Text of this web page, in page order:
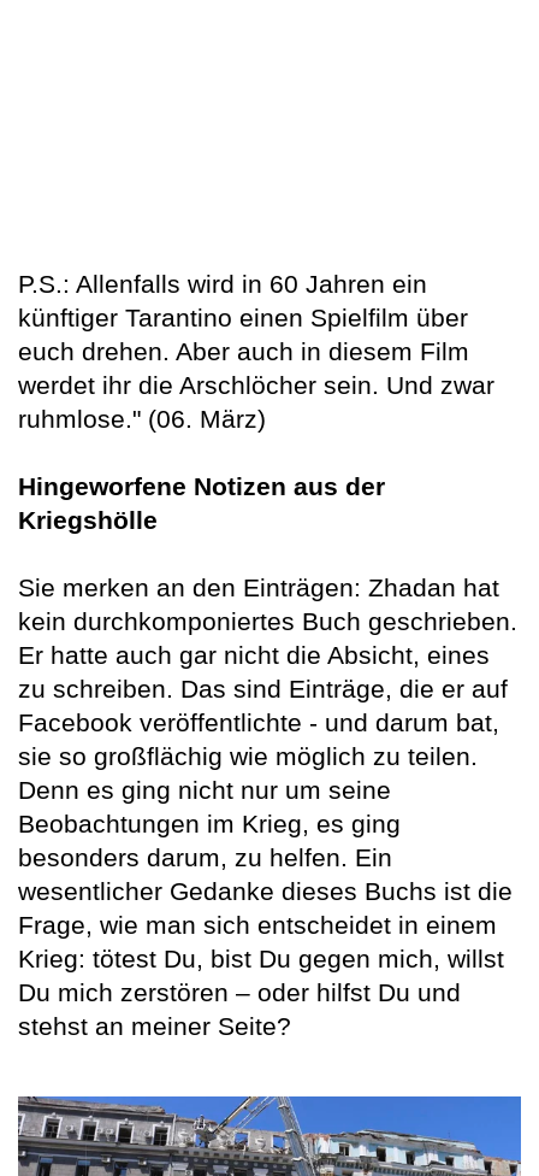
P.S.: Allenfalls wird in 60 Jahren ein
künftiger Tarantino einen Spielfilm über
euch drehen. Aber auch in diesem Film
werdet ihr die Arschlöcher sein. Und zwar
ruhmlose." (06. März)
Hingeworfene Notizen aus der
Kriegshölle
Sie merken an den Einträgen: Zhadan hat
kein durchkomponiertes Buch geschrieben.
Er hatte auch gar nicht die Absicht, eines
zu schreiben. Das sind Einträge, die er auf
Facebook veröffentlichte - und darum bat,
sie so großflächig wie möglich zu teilen.
Denn es ging nicht nur um seine
Beobachtungen im Krieg, es ging
besonders darum, zu helfen. Ein
wesentlicher Gedanke dieses Buchs ist die
Frage, wie man sich entscheidet in einem
Krieg: tötest Du, bist Du gegen mich, willst
Du mich zerstören – oder hilfst Du und
stehst an meiner Seite?